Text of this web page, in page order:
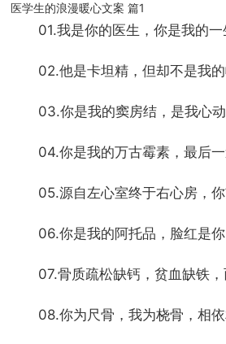
医学生的浪漫暖心文案 篇1
01.我是你的医生，你是我的一
02.他是卡坦精，但却不是我
03.你是我的窦房结，是我心
04.你是我的万古霉素，最后
05.源自左心室终于右心房，
06.你是我的阿托品，脸红是
07.骨质疏松缺钙，贫血缺铁
08.你为尺骨，我为桡骨，相